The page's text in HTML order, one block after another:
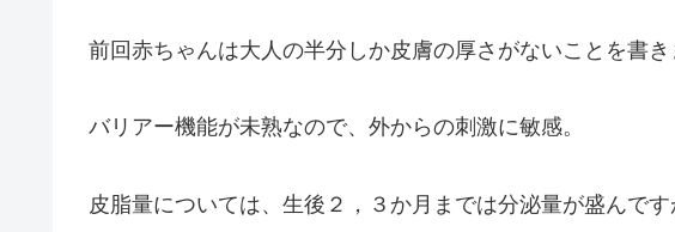
前回赤ちゃんは大人の半分しか皮膚の厚さがないことを書き
バリアー機能が未熟なので、外からの刺激に敏感。
皮脂量については、生後２，３か月までは分泌量が盛んです